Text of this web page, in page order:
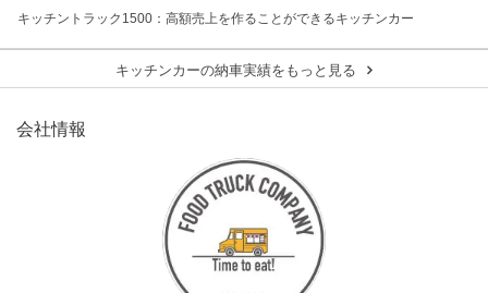
キッチントラック1500：高額売上を作ることができるキッチンカー
キッチンカーの納車実績をもっと見る
会社情報